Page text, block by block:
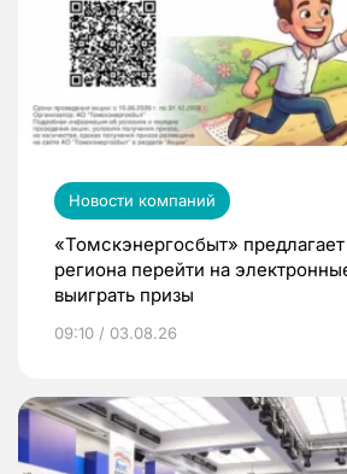
Новости компаний
«Томскэнергосбыт»
региона перейти на
выиграть призы
09:10 / 03.08.26